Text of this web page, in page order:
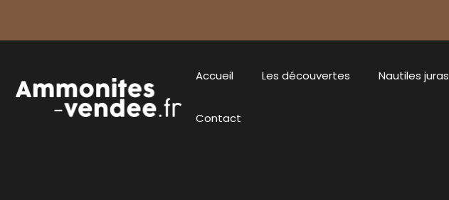
Accueil Les découvertes Nautiles
Contact